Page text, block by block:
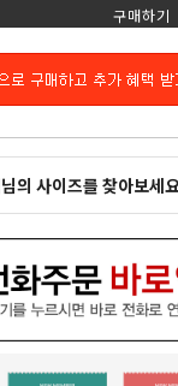
구매하기
의 사이즈를 찾아보세